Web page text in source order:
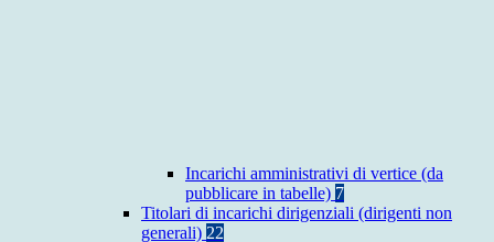
Incarichi amministrativi di vertice (da
pubblicare in tabelle) 7
Titolari di incarichi dirigenziali (dirigenti non
generali) 22